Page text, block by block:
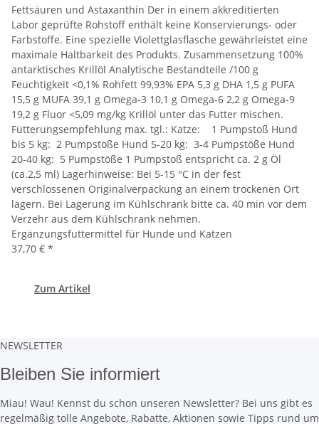
Fettsäuren und Astaxanthin Der in einem akkreditierten
Labor geprüfte Rohstoff enthält keine Konservierungs- oder
Farbstoffe. Eine spezielle Violettglasflasche gewährleistet eine
maximale Haltbarkeit des Produkts. Zusammensetzung 100%
antarktisches Krillöl Analytische Bestandteile /100 g
Feuchtigkeit <0,1% Rohfett 99,93% EPA 5,3 g DHA 1,5 g PUFA
15,5 g MUFA 39,1 g Omega-3 10,1 g Omega-6 2,2 g Omega-9
19,2 g Fluor <5,09 mg/kg Krillöl unter das Futter mischen.
Fütterungsempfehlung max. tgl.: Katze: 1 Pumpstoß Hund
bis 5 kg: 2 Pumpstöße Hund 5-20 kg: 3-4 Pumpstöße Hund
20-40 kg: 5 Pumpstöße 1 Pumpstoß entspricht ca. 2 g Öl
(ca.2,5 ml) Lagerhinweise: Bei 5-15 °C in der fest
verschlossenen Originalverpackung an einem trockenen Ort
lagern. Bei Lagerung im Kühlschrank bitte ca. 40 min vor dem
Verzehr aus dem Kühlschrank nehmen.
Ergänzungsfuttermittel für Hunde und Katzen
37,70 € *
Zum Artikel
NEWSLETTER
Bleiben Sie informiert
Miau! Wau! Kennst du schon unseren Newsletter? Bei uns gibt es
regelmäßig tolle Angebote, Rabatte, Aktionen sowie Tipps rund um